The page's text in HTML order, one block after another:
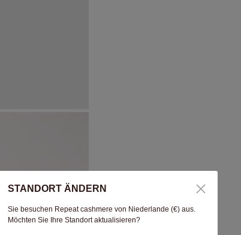
STANDORT ÄNDERN
Sie besuchen Repeat cashmere von Niederlande (€) aus.
Möchten Sie Ihre Standort aktualisieren?